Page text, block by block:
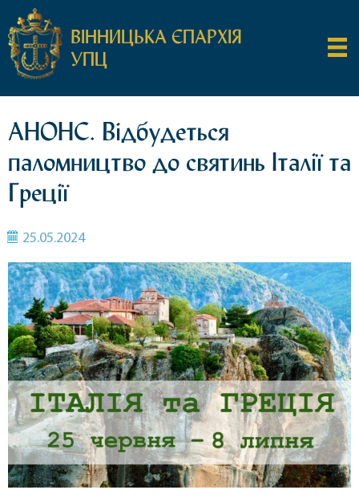
ВІННИЦЬКА ЄПАРХІЯ
УПЦ
АНОНС. Відбудеться
паломництво до святинь Італії та
Греції
25.05.2024